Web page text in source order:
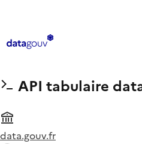
API tabulaire
data.gouv.fr